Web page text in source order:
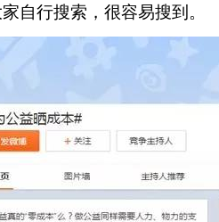
自行搜索，很容易搜到。